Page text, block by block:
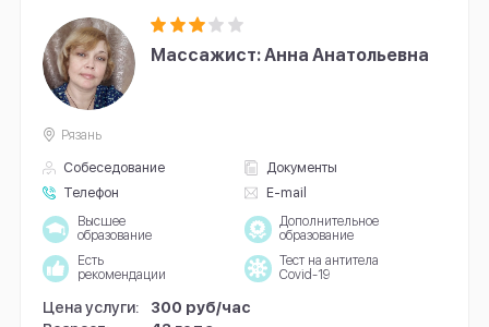
Массажист: Анна Анатольевна
Собеседование
Документы
Телефон
E-mail
Рязань
Высшее
образование
Дополнительное
образование
Есть
рекомендации
Тест на антитела
Covid-19
Цена услуги:
300 руб/час